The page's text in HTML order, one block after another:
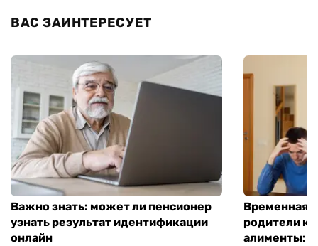
ВАС ЗАИНТЕРЕСУЕТ
Важно знать: может ли пенсионер
узнать результат идентификации
онлайн
Временная
родители
алименты: